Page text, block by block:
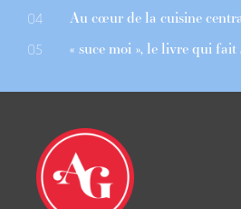
04 Au cœur de la cuisine
05 « suce moi », le livre qui